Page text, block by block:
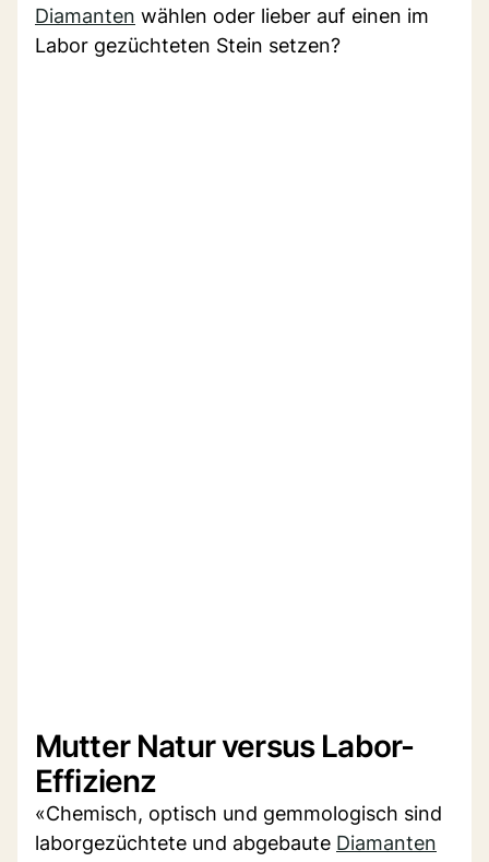
Diamanten wählen oder lieber auf einen im
Labor gezüchteten Stein setzen?
Mutter Natur versus Labor-
Effizienz
«Chemisch, optisch und gemmologisch sind
laborgezüchtete und abgebaute Diamanten